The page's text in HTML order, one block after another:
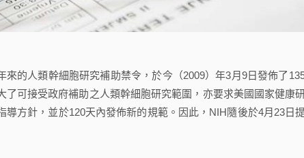
人類幹細胞研究補助禁令，於今（2009）年3月9日發佈了
可接受政府補助之人類幹細胞研究範圍，亦要求美國國家健康
導方針，並於120天內發佈新的規範。因此，NIH隨後於4月23日